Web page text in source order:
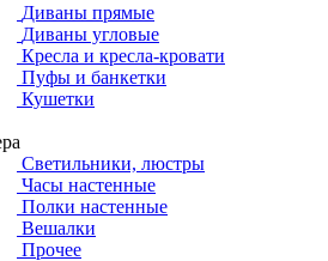
Диваны прямые
Диваны угловые
Кресла и кресла-кровати
Пуфы и банкетки
Кушетки
Светильники, люстры
Часы настенные
Полки настенные
Вешалки
Прочее